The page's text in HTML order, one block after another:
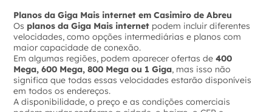
Planos da Giga Mais internet em Casimiro de Abreu
Os planos da Giga Mais internet podem incluir diferentes
velocidades, como opções intermediárias e planos com
maior capacidade de conexão.
Em algumas regiões, podem aparecer ofertas de400
Mega, 600 Mega, 800 Mega ou 1 Giga, mas isso não
significa que todas essas velocidades estarão disponíveis
em todos os endereços.
A disponibilidade, o preço e as condições comerciais